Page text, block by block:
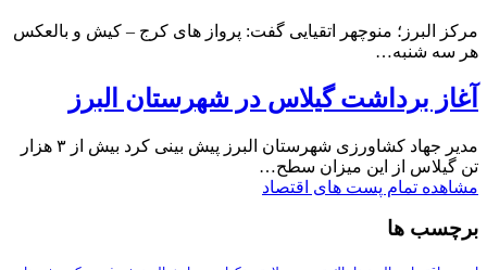
مرکز البرز؛ منوچهر اتقیایی گفت: پرواز های کرج – کیش و بالعکس
هر سه شنبه…
آغاز برداشت گیلاس در شهرستان البرز
مدیر جهاد کشاورزی شهرستان البرز پیش بینی کرد بیش از ۳ هزار
تن گیلاس از این میزان سطح…
مشاهده تمام پست های اقتصاد
برچسب ها